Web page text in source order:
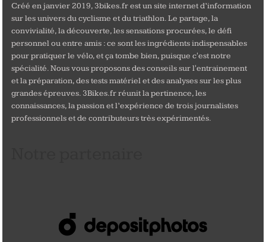
Créé en janvier 2019, 3bikes.fr est un site internet d’information
sur les univers du cyclisme et du triathlon. Le partage, la
convivialité, la découverte, les sensations procurées, le défi
personnel ou entre amis : ce sont les ingrédients indispensables
pour pratiquer le vélo, et ça tombe bien, puisque c'est notre
spécialité. Nous vous proposons des conseils sur l'entrainement
et la préparation, des tests matériel et des analyses sur les plus
grandes épreuves. 3Bikes.fr réunit la pertinence, les
connaissances, la passion et l’expérience de trois journalistes
professionnels et de contributeurs très expérimentés.